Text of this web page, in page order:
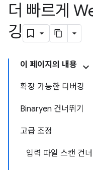
더 빠르게
깅
이 페이지의 내용
확장 가능한 디버깅
Binaryen 건너뛰기
고급 조정
입력 파일 스캔 건너